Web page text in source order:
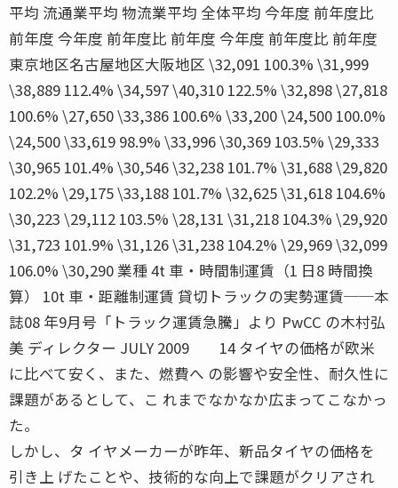
平均 流通業平均 物流業平均 全体平均 今年度 前年度比
前年度 今年度 前年度比 前年度 今年度 前年度比 前年度
東京地区名古屋地区大阪地区 \32,091 100.3% \31,999
\38,889 112.4% \34,597 \40,310 122.5% \32,898 \27,818
100.6% \27,650 \33,386 100.6% \33,200 \24,500 100.0%
\24,500 \33,619 98.9% \33,996 \30,369 103.5% \29,333
\30,965 101.4% \30,546 \32,238 101.7% \31,688 \29,820
102.2% \29,175 \33,188 101.7% \32,625 \31,618 104.6%
\30,223 \29,112 103.5% \28,131 \31,218 104.3% \29,920
\31,723 101.9% \31,126 \31,238 104.2% \29,969 \32,099
106.0% \30,290 業種 4t 車・時間制運賃（1 日8 時間換
算） 10t 車・距離制運賃 貸切トラックの実勢運賃──本
誌08 年9月号「トラック運賃急騰」より PwCC の木村弘
美 ディレクター JULY 2009 14 タイヤの価格が欧米
に比べて安く、また、燃費へ の影響や安全性、耐久性に
課題があるとして、こ れまでなかなか広まってこなかっ
た。
しかし、タ イヤメーカーが昨年、新品タイヤの価格を
引き上 げたことや、技術的な向上で課題がクリアされ